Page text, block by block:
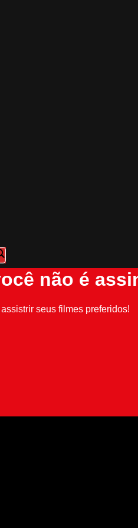
não é
seus filmes preferidos!